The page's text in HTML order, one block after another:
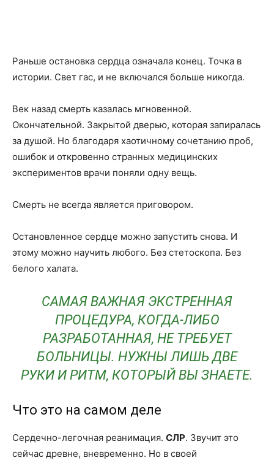
Раньше остановка сердца означала конец. Точка в
истории. Свет гас, и не включался больше никогда.
Век назад смерть казалась мгновенной.
Окончательной. Закрытой дверью, которая запиралась
за душой. Но благодаря хаотичному сочетанию проб,
ошибок и откровенно странных медицинских
экспериментов врачи поняли одну вещь.
Смерть не всегда является приговором.
Остановленное сердце можно запустить снова. И
этому можно научить любого. Без стетоскопа. Без
белого халата.
САМАЯ ВАЖНАЯ ЭКСТРЕННАЯ
ПРОЦЕДУРА, КОГДА-ЛИБО
РАЗРАБОТАННАЯ, НЕ ТРЕБУЕТ
БОЛЬНИЦЫ. НУЖНЫ ЛИШЬ ДВЕ
РУКИ И РИТМ, КОТОРЫЙ ВЫ ЗНАЕТЕ.
Что это на самом деле
Сердечно-легочная реанимация. СЛР. Звучит это
сейчас древне, вневременно. Но в своей